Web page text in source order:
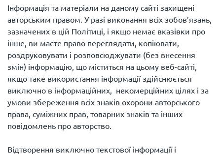
Інформація та матеріали на даному сайті захищені
авторським правом. У разі виконання всіх зобов’язань,
зазначених в цій Політиці, і якщо немає вказівки про
інше, ви маєте право переглядати, копіювати,
роздруковувати і розповсюджувати (без внесення
змін) інформацію, що міститься на цьому веб-сайті,
якщо таке використання інформації здійснюється
виключно в інформаційних, некомерційних цілях і за
умови збереження всіх знаків охорони авторського
права, суміжних прав, товарних знаків та інших
повідомлень про авторство.
Відтворення виключно текстової інформації і